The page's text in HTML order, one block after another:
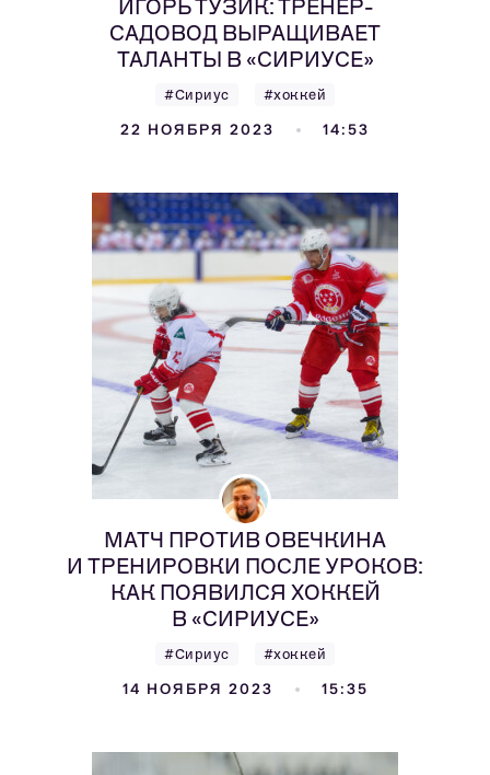
ИГОРЬ ТУЗИК: ТРЕНЕР-
САДОВОД ВЫРАЩИВАЕТ
ТАЛАНТЫ В «СИРИУСЕ»
#Сириус #хоккей
22 НОЯБРЯ 2023 14:53
МАТЧ ПРОТИВ ОВЕЧКИНА
И ТРЕНИРОВКИ ПОСЛЕ УРОКОВ:
КАК ПОЯВИЛСЯ ХОККЕЙ
В «СИРИУСЕ»
#Сириус #хоккей
14 НОЯБРЯ 2023 15:35